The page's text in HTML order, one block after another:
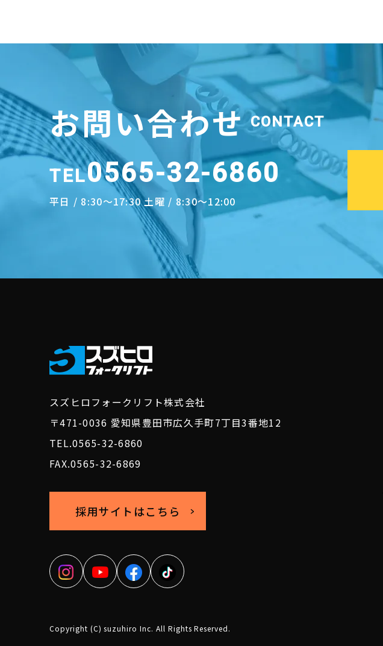
お問い合わせ CONTACT
TEL0565-32-6860
平日 / 8:30～17:30 土曜 / 8:30～12:00
スズヒロフォークリフト株式会社
〒471-0036 愛知県豊田市広久手町7丁目3番地12
TEL.0565-32-6860
FAX.0565-32-6869
採用サイトはこちら
Copyright (C) suzuhiro Inc. All Rights Reserved.